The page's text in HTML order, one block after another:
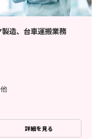
製造、台車運搬業務
詳細を見る